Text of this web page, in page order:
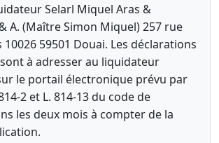
Selarl Miquel Aras &
A. (Maître Simon Miquel) 257 rue
10026 59501 Douai. Les déclarations
à adresser au liquidateur
le portail électronique prévu par
2 et L. 814-13 du code de
les deux mois à compter de la